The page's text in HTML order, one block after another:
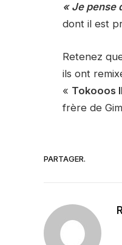
« Je pense
dont il est
Retenez
ils ont
« Tokooos
frère de
PARTAGER.